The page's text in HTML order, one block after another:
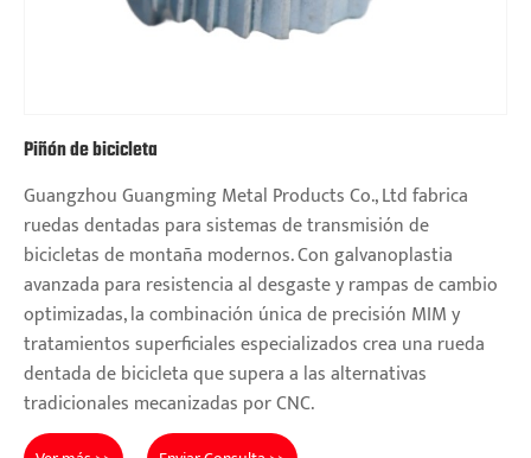
Piñón de bicicleta
Guangzhou Guangming Metal Products Co., Ltd fabrica
ruedas dentadas para sistemas de transmisión de
bicicletas de montaña modernos. Con galvanoplastia
avanzada para resistencia al desgaste y rampas de cambio
optimizadas, la combinación única de precisión MIM y
tratamientos superficiales especializados crea una rueda
dentada de bicicleta que supera a las alternativas
tradicionales mecanizadas por CNC.